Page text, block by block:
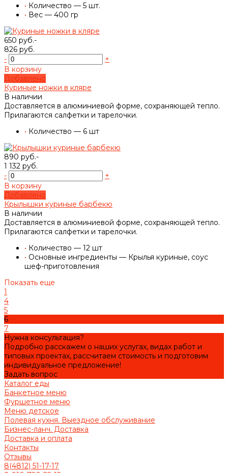
• Количество — 5 шт.
• Вес — 400 гр
650 руб.-
826 руб.
-
+
В корзину
Добавлено
Куриные ножки в кляре
В наличии
Доставляется в алюминиевой форме, сохраняющей тепло.
Прилагаются салфетки и тарелочки.
• Количество — 6 шт
890 руб.-
1 132 руб.
-
+
В корзину
Добавлено
Крылышки куриные барбекю
В наличии
Доставляется в алюминиевой форме, сохраняющей тепло.
Прилагаются салфетки и тарелочки.
• Количество — 12 шт
• Основные ингредиенты — Крылья куриные, соус
шеф-приготовления
Показать еще
1
4
5
6
7
Нужна консультация?
Подробно расскажем о наших услугах, видах работ и
типовых проектах, рассчитаем стоимость и подготовим
индивидуальное предложение!
Задать вопрос
Каталог еды
Банкетное меню
Фуршетное меню
Меню детское
Полевая кухня. Выездное обслуживание
Бизнес-ланч. Доставка
Доставка и оплата
Контакты
Отзывы
8(4812) 51-17-17